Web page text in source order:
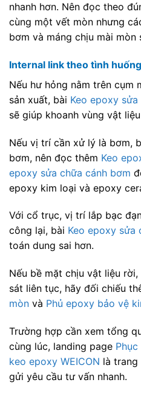
nhanh hơn. Nên đọc theo
cùng một vết mòn nhưng
bơm và máng chịu mài mòn
Internal link theo tình
Nếu hư hỏng nằm trên cụm
sản xuất, bài Keo epoxy
sẽ giúp khoanh vùng vật
Nếu vị trí cần xử lý là bơm,
bơm, nên đọc thêm Keo
epoxy sửa chữa cánh bơm
epoxy kim loại và epoxy
Với cổ trục, vị trí lắp bạc
công lại, bài Keo epoxy sửa
toán dung sai hơn.
Nếu bề mặt chịu vật liệu
sát liên tục, hãy đối chiếu
mòn và Phủ epoxy bảo vệ
Trường hợp cần xem tổng
cùng lúc, landing page
keo epoxy WEICON là
gửi yêu cầu tư vấn nhanh.